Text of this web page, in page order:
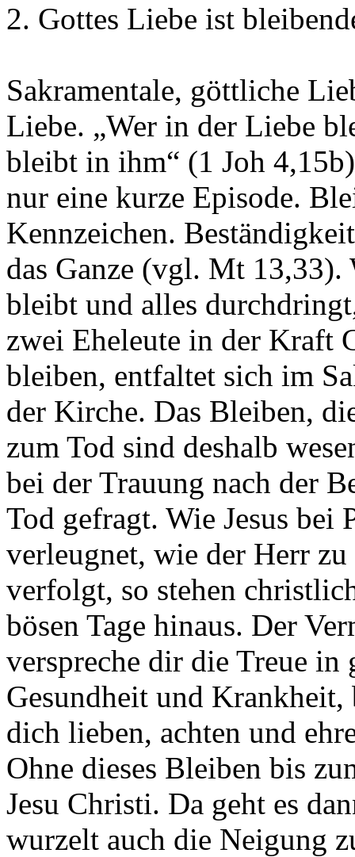
2. Gottes Liebe ist
Sakramentale, göttliche
Liebe. „Wer in der Liebe
bleibt in ihm“ (1 Joh
nur eine kurze Episode.
Kennzeichen.
das Ganze (vgl. Mt
bleibt und alles
zwei Eheleute in der Kraft
bleiben, entfaltet sich im
der Kirche. Das Bleiben,
zum Tod sind deshalb
bei der Trauung nach der
Tod gefragt. Wie Jesus
verleugnet, wie der Herr
verfolgt, so stehen
bösen Tage hinaus. Der
verspreche dir die Treue in
Gesundheit und
dich lieben, achten und
Ohne dieses Bleiben bis
Jesu Christi. Da geht es
wurzelt auch die Neigung